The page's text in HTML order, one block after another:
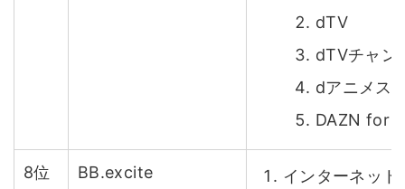
dTV
dTVチャン
dアニメス
DAZN for
8位 BB.excite
インターネット